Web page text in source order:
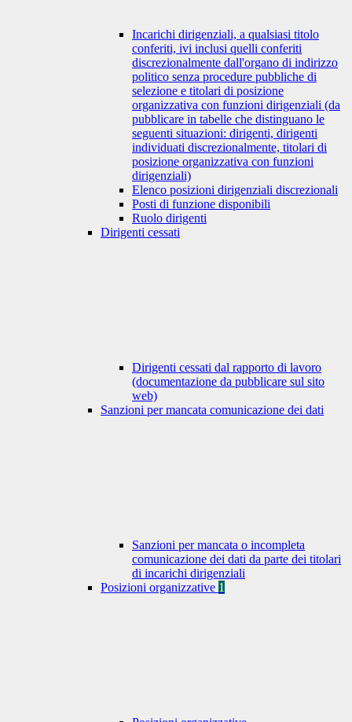
Incarichi dirigenziali, a qualsiasi titolo
conferiti, ivi inclusi quelli conferiti
discrezionalmente dall'organo di indirizzo
politico senza procedure pubbliche di
selezione e titolari di posizione
organizzativa con funzioni dirigenziali (da
pubblicare in tabelle che distinguano le
seguenti situazioni: dirigenti, dirigenti
individuati discrezionalmente, titolari di
posizione organizzativa con funzioni
dirigenziali)
Elenco posizioni dirigenziali discrezionali
Posti di funzione disponibili
Ruolo dirigenti
Dirigenti cessati
Dirigenti cessati dal rapporto di lavoro
(documentazione da pubblicare sul sito
web)
Sanzioni per mancata comunicazione dei dati
Sanzioni per mancata o incompleta
comunicazione dei dati da parte dei titolari
di incarichi dirigenziali
Posizioni organizzative 1